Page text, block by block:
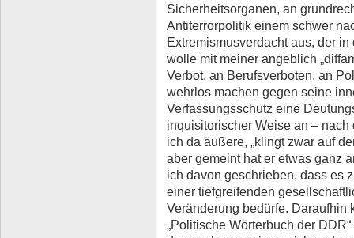
Sicherheitsorganen, an
Antiterrorpolitik einem schwer
Extremismusverdacht aus, der
wolle mit meiner angeblich
Verbot, an Berufsverboten, an
wehrlos machen gegen seine
Verfassungsschutz eine
inquisitorischer Weise an –
ich da äußere, „klingt zwar auf
aber gemeint hat er etwas ganz
ich davon geschrieben, dass es
einer tiefgreifenden
Veränderung bedürfe. Daraufhin
„Politische Wörterbuch der